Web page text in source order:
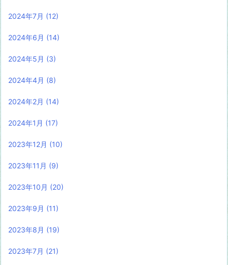
2024年7月 (12)
2024年6月 (14)
2024年5月 (3)
2024年4月 (8)
2024年2月 (14)
2024年1月 (17)
2023年12月 (10)
2023年11月 (9)
2023年10月 (20)
2023年9月 (11)
2023年8月 (19)
2023年7月 (21)